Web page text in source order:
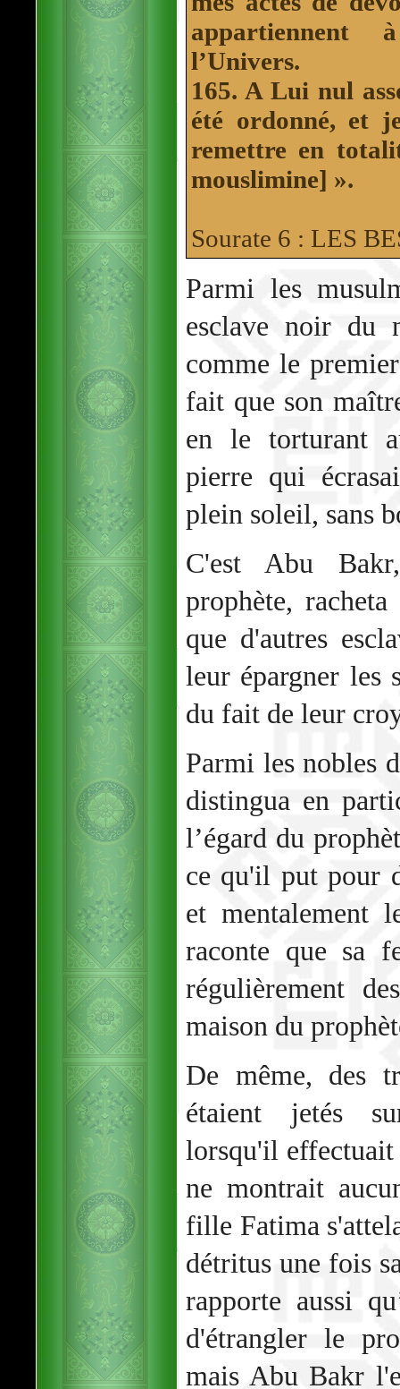
appartiennent
l’Univers.
165. A Lui nul
été ordonné, et
remettre en
mouslimine] ».
Sourate 6 : LES
Parmi les
esclave noir du
comme le
fait que son
en le torturant
pierre qui
plein soleil, sans
C'est Abu
prophète,
que d'autres
leur épargner les
du fait de leur
Parmi les nobles
distingua en
l’égard du
ce qu'il put pour
et mentalement
raconte que sa
régulièrement
maison du
De même, des
étaient jetés
lorsqu'il effectuait
ne montrait
fille Fatima
détritus une fois
rapporte aussi
d'étrangler le
mais Abu Bakr